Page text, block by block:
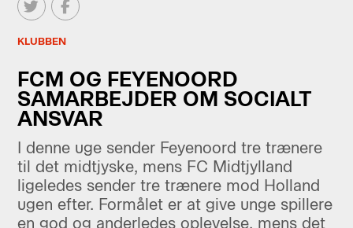
KLUBBEN
FCM OG FEYENOORD
SAMARBEJDER OM SOCIALT
ANSVAR
I denne uge sender Feyenoord tre trænere
til det midtjyske, mens FC Midtjylland
ligeledes sender tre trænere mod Holland
ugen efter. Formålet er at give unge spillere
en god og anderledes oplevelse, mens det